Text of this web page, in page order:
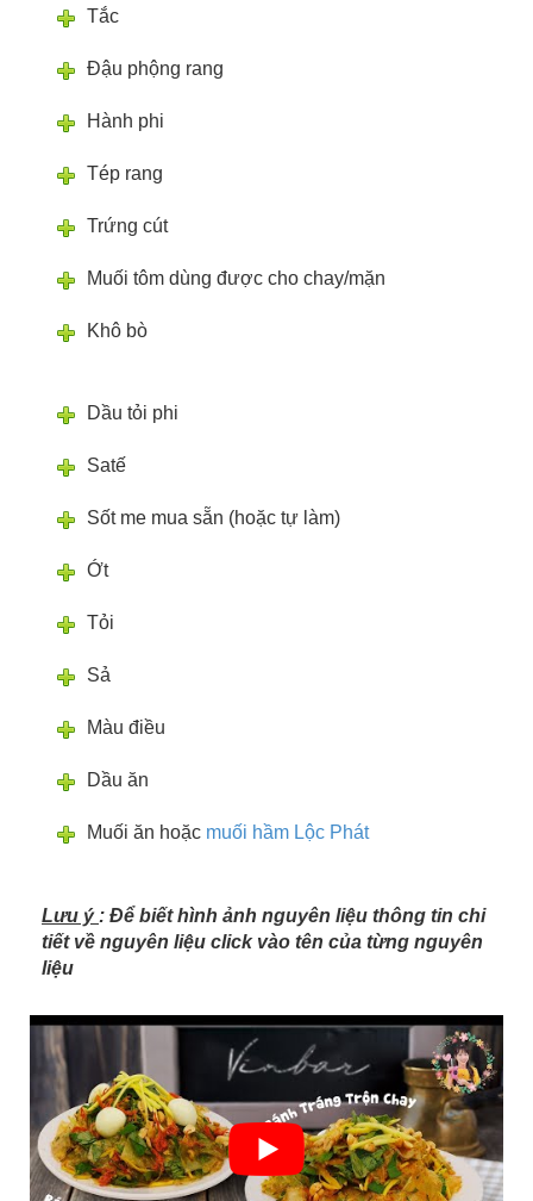
Tắc
Đậu phộng rang
Hành phi
Tép rang
Trứng cút
Muối tôm dùng được cho chay/mặn
Khô bò
Dầu tỏi phi
Satế
Sốt me mua sẵn (hoặc tự làm)
Ớt
Tỏi
Sả
Màu điều
Dầu ăn
Muối ăn hoặc muối hầm Lộc Phát
Lưu ý : Để biết hình ảnh nguyên liệu thông tin chi
tiết về nguyên liệu click vào tên của từng nguyên
liệu